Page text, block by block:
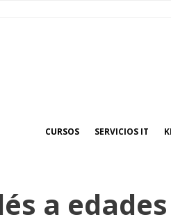
CURSOS SERVICIOS IT
a